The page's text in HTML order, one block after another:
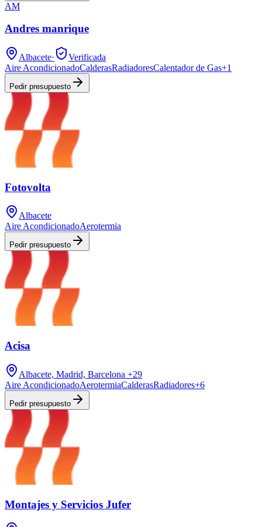
AM
Andres manrique
Albacete·
Verificada
Aire AcondicionadoCalderasRadiadoresCalentador de Gas+1
Pedir presupuesto
Fotovolta
Albacete
Aire AcondicionadoAerotermia
Pedir presupuesto
Acisa
Albacete, Madrid, Barcelona +29
Aire AcondicionadoAerotermiaCalderasRadiadores+6
Pedir presupuesto
Montajes y Servicios Jufer